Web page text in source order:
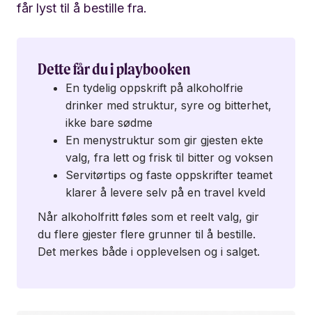
får lyst til å bestille fra.
Dette får du i playbooken
En tydelig oppskrift på alkoholfrie
drinker med struktur, syre og bitterhet,
ikke bare sødme
En menystruktur som gir gjesten ekte
valg, fra lett og frisk til bitter og voksen
Servitørtips og faste oppskrifter teamet
klarer å levere selv på en travel kveld
Når alkoholfritt føles som et reelt valg, gir
du flere gjester flere grunner til å bestille.
Det merkes både i opplevelsen og i salget.